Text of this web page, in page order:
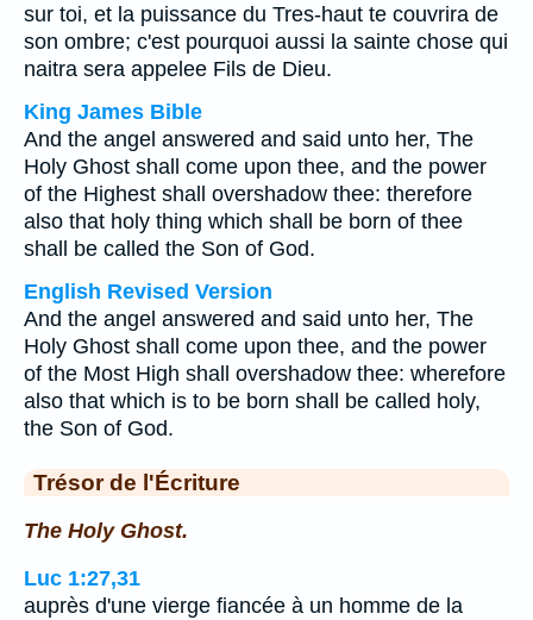
sur toi, et la puissance du Tres-haut te couvrira de
son ombre; c'est pourquoi aussi la sainte chose qui
naitra sera appelee Fils de Dieu.
King James Bible
And the angel answered and said unto her, The
Holy Ghost shall come upon thee, and the power
of the Highest shall overshadow thee: therefore
also that holy thing which shall be born of thee
shall be called the Son of God.
English Revised Version
And the angel answered and said unto her, The
Holy Ghost shall come upon thee, and the power
of the Most High shall overshadow thee: wherefore
also that which is to be born shall be called holy,
the Son of God.
Trésor de l'Écriture
The Holy Ghost.
Luc 1:27,31
auprès d'une vierge fiancée à un homme de la